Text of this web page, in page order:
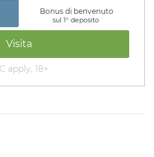
Bonus di benvenuto
sul 1° deposito
Visita
apply, 18+